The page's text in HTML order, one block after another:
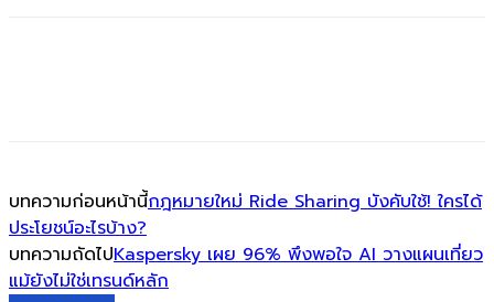
บทความก่อนหน้านี้กฎหมายใหม่ Ride Sharing บังคับใช้! ใครได้
ประโยชน์อะไรบ้าง?
บทความถัดไปKaspersky เผย 96% พึงพอใจ AI วางแผนเที่ยว
แม้ยังไม่ใช่เทรนด์หลัก